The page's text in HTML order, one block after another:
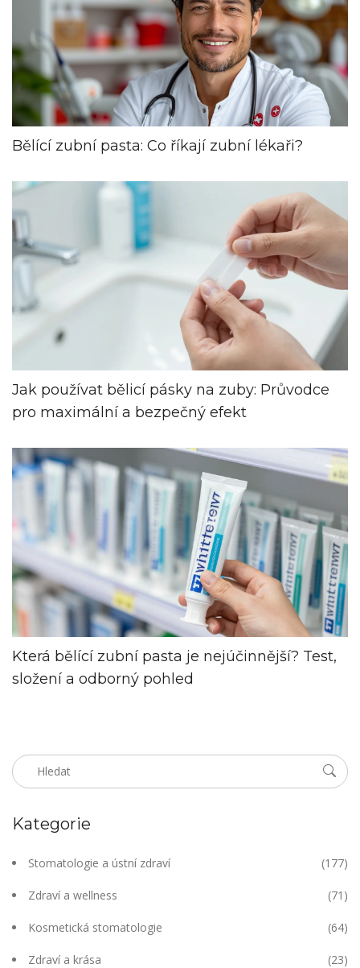
Bělící zubní pasta: Co říkají zubní lékaři?
Jak používat bělicí pásky na zuby: Průvodce
pro maximální a bezpečný efekt
Která bělící zubní pasta je nejúčinnější? Test,
složení a odborný pohled
Kategorie
Stomatologie a ústní zdraví (177)
Zdraví a wellness (71)
Kosmetická stomatologie (64)
Zdraví a krása (23)